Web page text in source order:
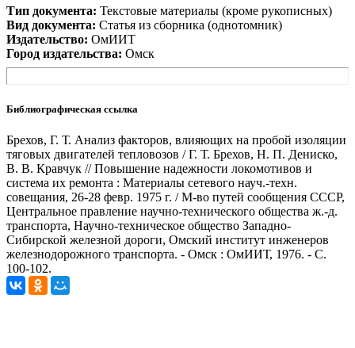
Тип документа: Текстовые материалы (кроме рукописных)
Вид документа: Статья из сборника (однотомник)
Издательство: ОмИИТ
Город издательства: Омск
Библиографическая ссылка
Брехов, Г. Т. Анализ факторов, влияющих на пробой изоляции
тяговых двигателей тепловозов / Г. Т. Брехов, Н. П. Дениско,
В. В. Кравчук // Повышение надежности локомотивов и
система их ремонта : Материалы сетевого науч.-техн.
совещания, 26-28 февр. 1975 г. / М-во путей сообщения СССР,
Центральное правление научно-технического общества ж.-д.
транспорта, Научно-техническое общество Западно-
Сибирской железной дороги, Омский институт инженеров
железнодорожного транспорта. - Омск : ОмИИТ, 1976. - С.
100-102.